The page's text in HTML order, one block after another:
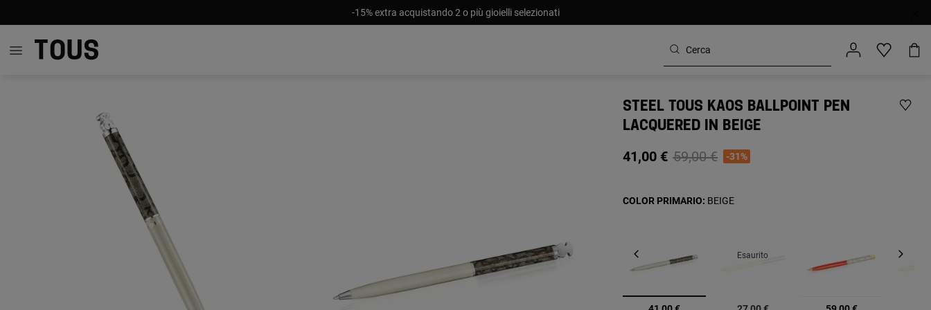
-15% extra acquistando 2 o più gioielli selezionati
STEEL TOUS KAOS BALLPOINT PEN
LACQUERED IN BEIGE
41,00 € Price reduced from
59,00 €to-31%
Esaurito
selezionato
Esaurito
COLOR PRIMARIO: BEIGE